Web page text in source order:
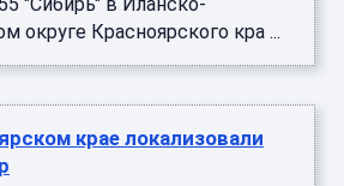
округе Красноярского кра ...
крае локализовали